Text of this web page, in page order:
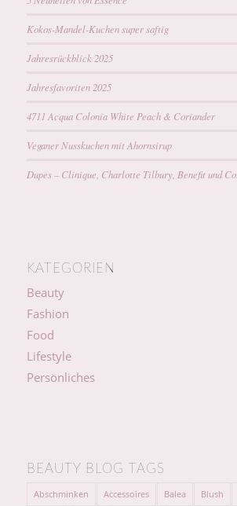
Kokos-Mandel-Kuchen super saftig
Jahresrückblick 2025
Jahresfavoriten 2025
4711 Acqua Colonia White Peach & Coriander
Veganer Nusskuchen mit Ahornsirup
Dupes – Clinique, Charlotte Tilbury, Benefit und Co.
KATEGORIEN
Beauty
Fashion
Food
Lifestyle
Persönliches
BEAUTY BLOG TAGS
Abschminken Accessoires Balea Blush